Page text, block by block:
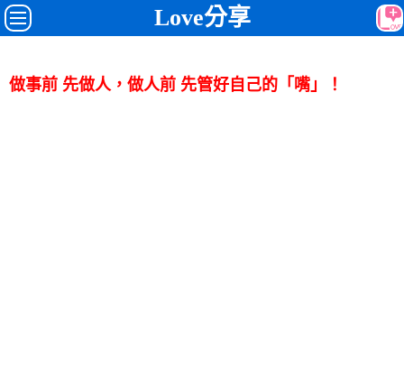
Love分享
做事前 先做人，做人前 先管好自己的「嘴」！